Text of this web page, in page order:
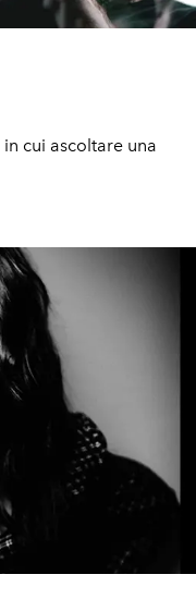
cui ascoltare una